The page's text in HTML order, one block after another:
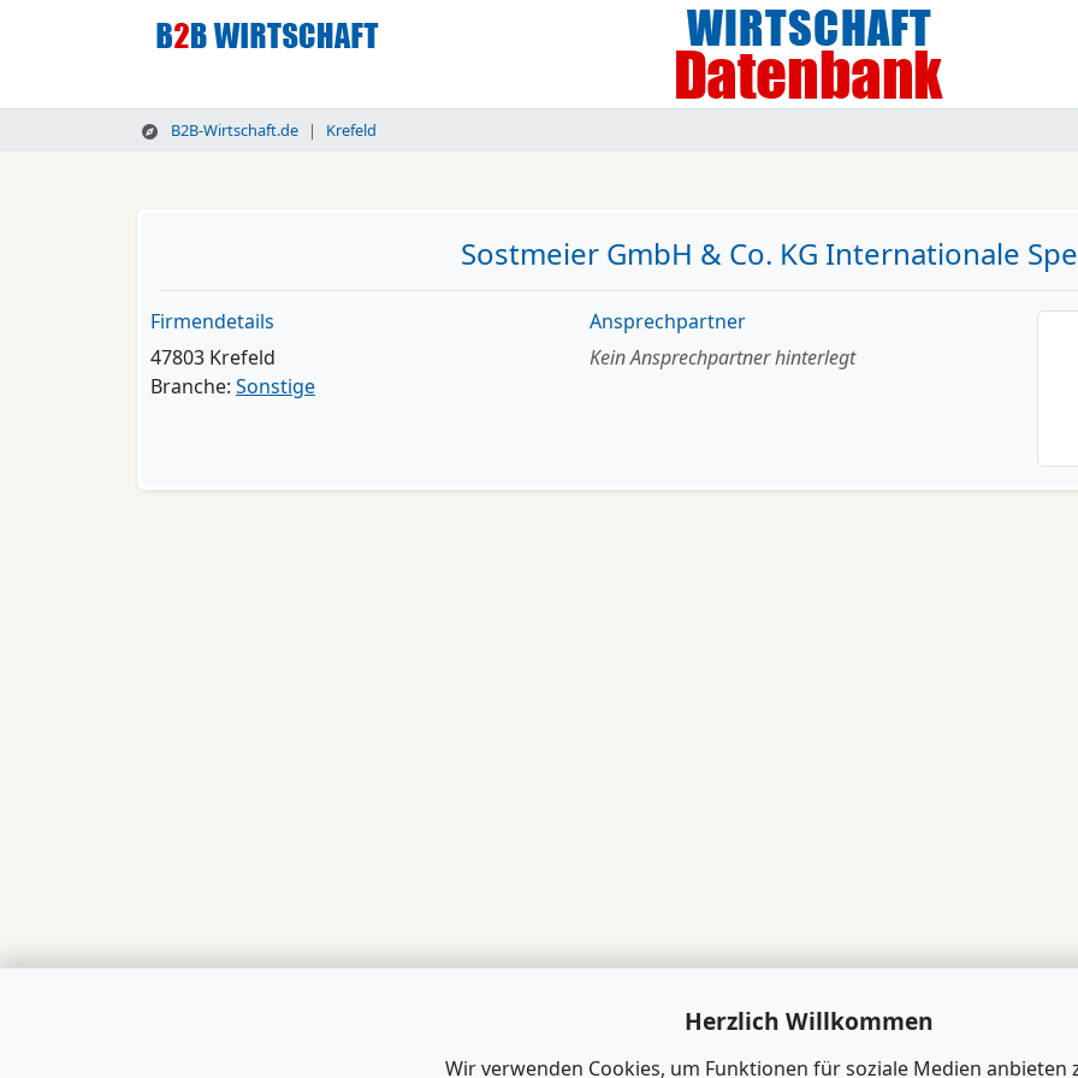
B2B-Wirtschaft.de Krefeld
Sostmeier GmbH & Co. KG Internationale
Firmendetails
47803 Krefeld
Branche: Sonstige
Ansprechpartner
Kein Ansprechpartner hinterlegt
Herzlich Willkommen
Wir verwenden Cookies, um Funktionen für soziale Medien anbieten